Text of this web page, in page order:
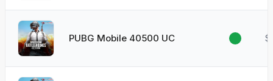
PUBG Mobile 40500 UC